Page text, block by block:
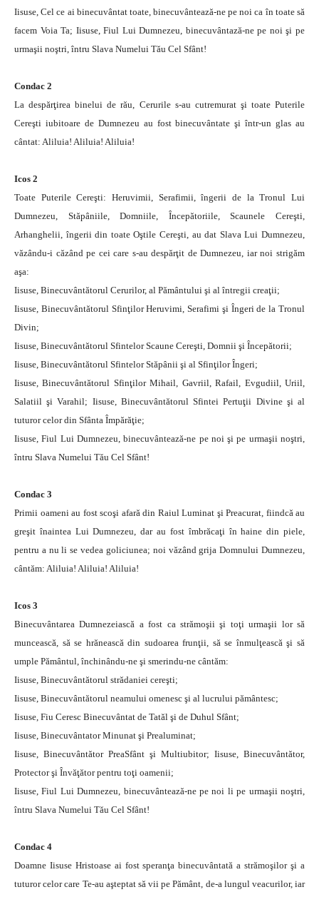
Iisuse, Cel ce ai binecuvântat toate, binecuvântează-ne pe noi ca în toate să
facem Voia Ta; Iisuse, Fiul Lui Dumnezeu, binecuvântază-ne pe noi şi pe
urmaşii noştri, întru Slava Numelui Tău Cel Sfânt!
Condac 2
La despărţirea binelui de rău, Cerurile s-au cutremurat şi toate Puterile
Cereşti iubitoare de Dumnezeu au fost binecuvântate şi într-un glas au
cântat: Aliluia! Aliluia! Aliluia!
Icos 2
Toate Puterile Cereşti: Heruvimii, Serafimii, îngerii de la Tronul Lui
Dumnezeu, Stăpâniile, Domniile, Începătoriile, Scaunele Cereşti,
Arhanghelii, îngerii din toate Oştile Cereşti, au dat Slava Lui Dumnezeu,
văzându-i căzând pe cei care s-au despărţit de Dumnezeu, iar noi strigăm
aşa:
Iisuse, Binecuvântătorul Cerurilor, al Pământului şi al întregii creaţii;
Iisuse, Binecuvântătorul Sfinţilor Heruvimi, Serafimi şi Îngeri de la Tronul
Divin;
Iisuse, Binecuvântătorul Sfintelor Scaune Cereşti, Domnii şi Începătorii;
Iisuse, Binecuvântătorul Sfintelor Stăpânii şi al Sfinţilor Îngeri;
Iisuse, Binecuvântătorul Sfinţilor Mihail, Gavriil, Rafail, Evgudiil, Uriil,
Salatiil şi Varahil; Iisuse, Binecuvântătorul Sfintei Pertuţii Divine şi al
tuturor celor din Sfânta Împărăţie;
Iisuse, Fiul Lui Dumnezeu, binecuvântează-ne pe noi şi pe urmaşii noştri,
întru Slava Numelui Tău Cel Sfânt!
Condac 3
Primii oameni au fost scoşi afară din Raiul Luminat şi Preacurat, fiindcă au
greşit înaintea Lui Dumnezeu, dar au fost îmbrăcaţi în haine din piele,
pentru a nu li se vedea goliciunea; noi văzând grija Domnului Dumnezeu,
cântăm: Aliluia! Aliluia! Aliluia!
Icos 3
Binecuvântarea Dumnezeiască a fost ca strămoşii şi toţi urmaşii lor să
muncească, să se hrănească din sudoarea frunţii, să se înmulţească şi să
umple Pământul, închinându-ne şi smerindu-ne cântăm:
Iisuse, Binecuvântătorul strădaniei cereşti;
Iisuse, Binecuvântătorul neamului omenesc şi al lucrului pământesc;
Iisuse, Fiu Ceresc Binecuvântat de Tatăl şi de Duhul Sfânt;
Iisuse, Binecuvântator Minunat şi Prealuminat;
Iisuse, Binecuvântător PreaSfânt şi Multiubitor; Iisuse, Binecuvântător,
Protector şi Învăţător pentru toţi oamenii;
Iisuse, Fiul Lui Dumnezeu, binecuvântează-ne pe noi li pe urmaşii noştri,
întru Slava Numelui Tău Cel Sfânt!
Condac 4
Doamne Iisuse Hristoase ai fost speranţa binecuvântată a strămoşilor şi a
tuturor celor care Te-au aşteptat să vii pe Pământ, de-a lungul veacurilor, iar